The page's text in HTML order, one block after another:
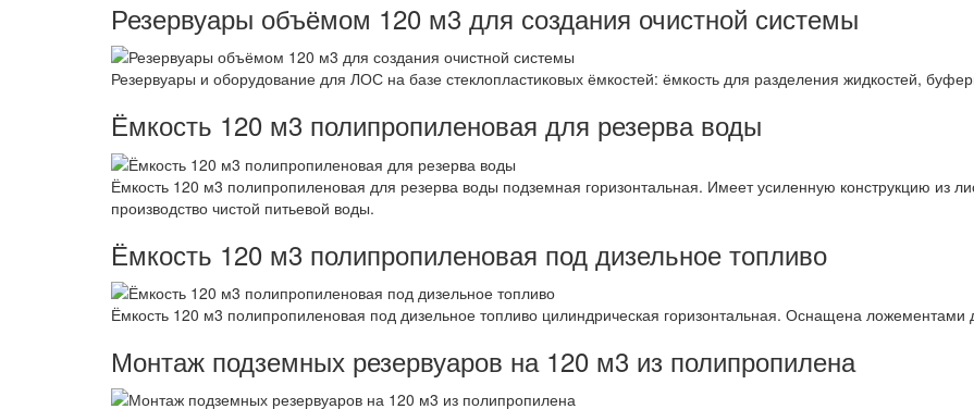
Резервуары объёмом 120 м3 для создания очистной системы
Резервуары и оборудование для ЛОС на базе стеклопластиковых ёмкостей: ёмкость для разделения жидкостей,
Ёмкость 120 м3 полипропиленовая для резерва воды
Ёмкость 120 м3 полипропиленовая для резерва воды подземная горизонтальная. Имеет усиленную конструкцию из
производство чистой питьевой воды.
Ёмкость 120 м3 полипропиленовая под дизельное топливо
Ёмкость 120 м3 полипропиленовая под дизельное топливо цилиндрическая горизонтальная. Оснащена
Монтаж подземных резервуаров на 120 м3 из полипропилена